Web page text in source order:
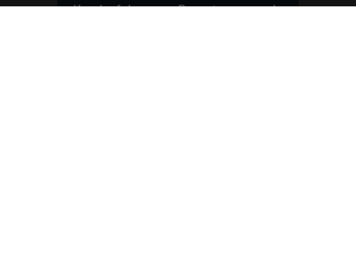
Kundenfahrzeuge, Bewertungen und